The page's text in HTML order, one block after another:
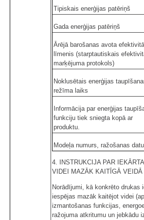
Tipiskais enerģijas patēriņš
Gada enerģijas patēriņš
Ārējā barošanas avota
līmenis (starptautiskais
marķējuma protokols)
Noklusētais enerģijas
režīma laiks
Informācija par enerģijas
funkciju tiek sniegta kopā ar
produktu.
Modeļa numurs, ražošanas
4. INSTRUKCIJA PAR
VIDEI MAZĀK KAITĪGĀ VEIDĀ
Norādījumi, kā konkrēto drukas
iespējas mazāk kaitējot videi
izmantošanas funkcijas,
ražojuma atkritumu un jebkādu